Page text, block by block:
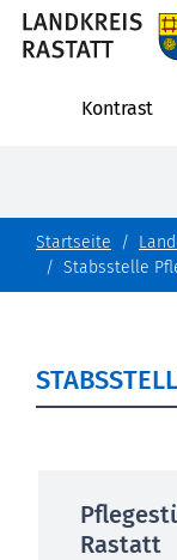
Kontrast
Startseite
Stabsstelle
Rastatt